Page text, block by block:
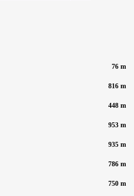
76 m
816 m
448 m
953 m
935 m
786 m
750 m